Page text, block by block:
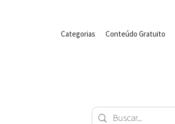
Categorias Conteúdo Gratuito